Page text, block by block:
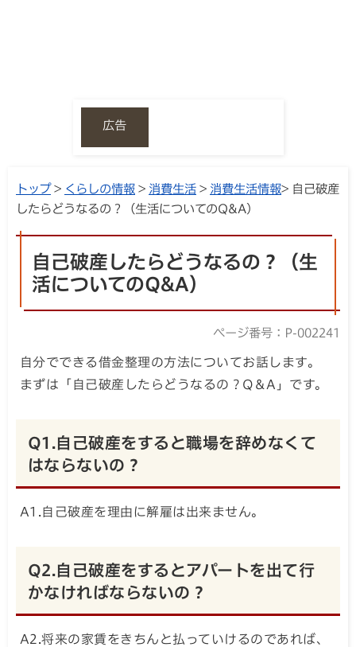
広告
トップ> くらしの情報 > 消費生活 > 消費生活情報> 自己破産
したらどうなるの？（生活についてのQ&A）
自己破産したらどうなるの？（生
活についてのQ&A）
ページ番号：P-002241
自分でできる借金整理の方法についてお話します。
まずは「自己破産したらどうなるの？Q＆A」です。
Q1.自己破産をすると職場を辞めなくて
はならないの？
A1.自己破産を理由に解雇は出来ません。
Q2.自己破産をするとアパートを出て行
かなければならないの？
A2.将来の家賃をきちんと払っていけるのであれば、